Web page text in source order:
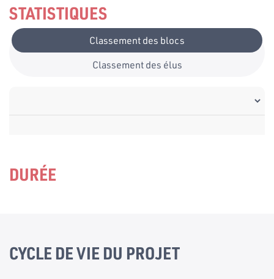
STATISTIQUES
Classement des blocs
Classement des élus
DURÉE
CYCLE DE VIE DU PROJET